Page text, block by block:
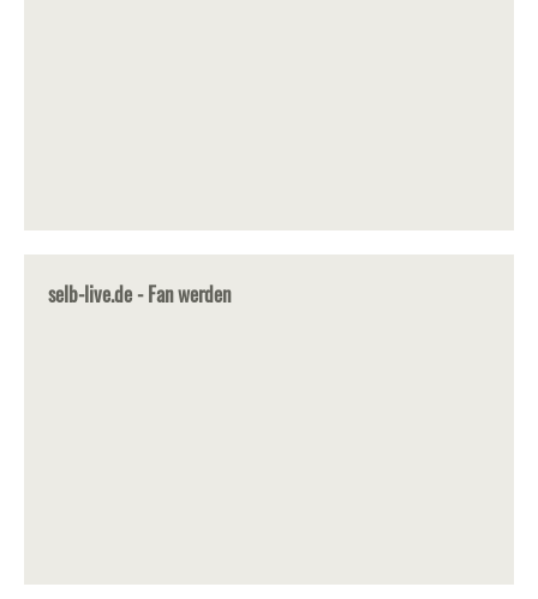
selb-live.de - Fan werden